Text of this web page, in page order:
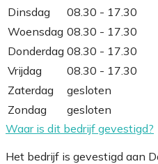
Dinsdag
08.30 - 17.30
Woensdag 08.30 - 17.30
Donderdag 08.30 - 17.30
Vrijdag
08.30 - 17.30
Zaterdag
gesloten
Zondag
gesloten
Waar is dit bedrijf gevestigd?
Het bedrijf is gevestigd aan